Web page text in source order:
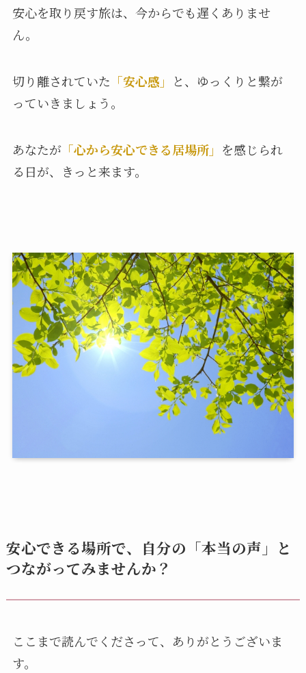
安心を取り戻す旅は、今からでも遅くありませ
ん。
切り離されていた 「安心感」
と、ゆっくりと繋が
っていきましょう。
あなたが「心から安心できる居場所」 を感じられ
る日が、きっと来ます。
安心できる場所で、自分の「本当の声」と
つながってみませんか？
ここまで読んでくださって、ありがとうございま
す。